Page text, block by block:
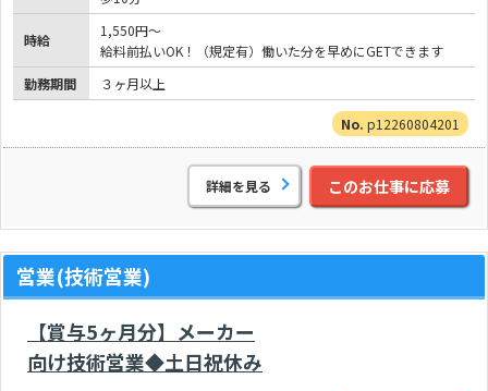
時給
1,550円～
給料前払いOK！（規定有）働いた分を早めにGETできます
勤務期間
３ヶ月以上
p12260804201
詳細を見る このお仕事に応募
営業(技術営業)
【賞与5ヶ月分】メーカー
向け技術営業◆土日祝休み